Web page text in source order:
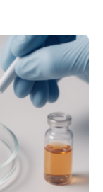
bei
versagen
der
Würzburg. Die
die häufigste
dazu, dass
zu